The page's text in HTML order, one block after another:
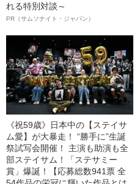
れる特別対談～
PR（サムソナイト・ジャパン）
《祝59歳》日本中の【ステイサ
ム愛】が大暴走！ “勝手に”生誕
祭試写会開催！ 主演も助演も全
部ステイサム！「ステサミー
賞」爆誕！【応募総数941票 全